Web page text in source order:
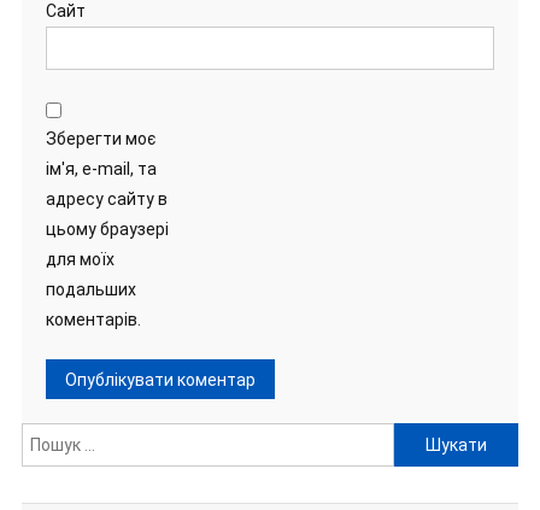
Сайт
Зберегти моє
ім'я, e-mail, та
адресу сайту в
цьому браузері
для моїх
подальших
коментарів.
Пошук: